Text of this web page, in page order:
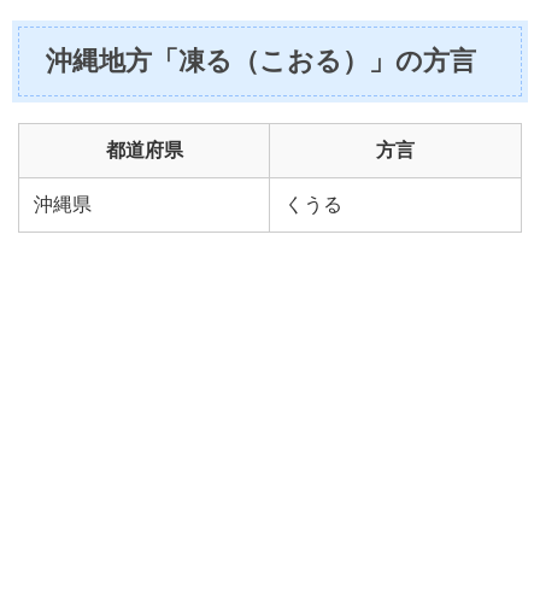
沖縄地方「凍る（こおる）」の方言
都道府県 方言
沖縄県 くうる